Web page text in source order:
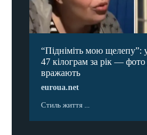
“Підніміть мою щелепу”:
47 кілограм за рік — фото
вражають
euroua.net
Стиль життя ...